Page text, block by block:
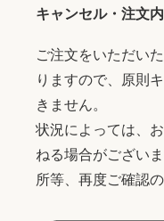
キャンセル・注文
ご注文をいただい
りますので、原則
きません。
状況によっては、
ねる場合がござい
所等、再度ご確認